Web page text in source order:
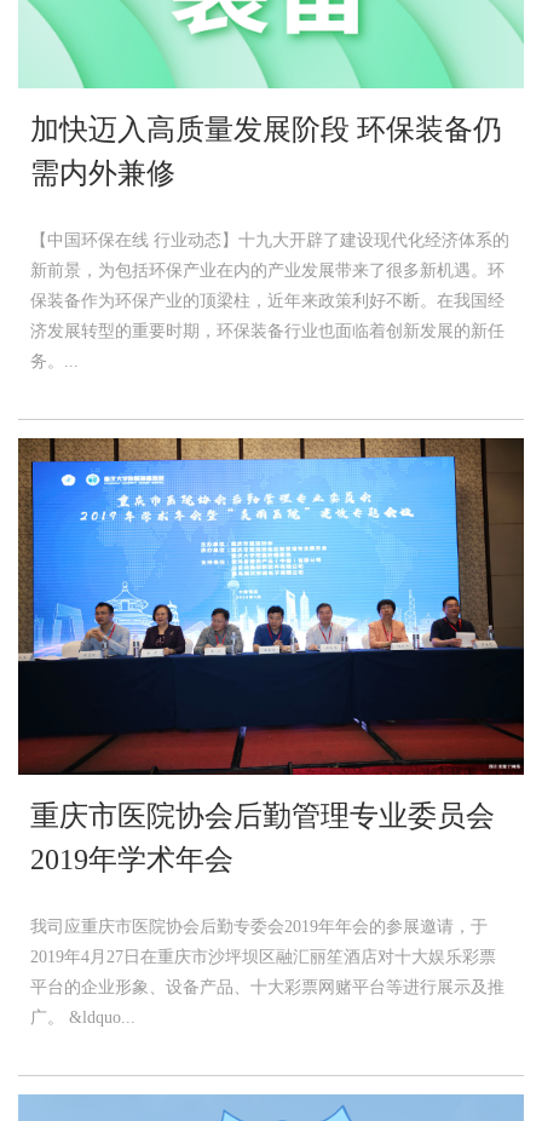
加快迈入高质量发展阶段 环保装备仍
需内外兼修
【中国环保在线 行业动态】十九大开辟了建设现代化经济体系的
新前景，为包括环保产业在内的产业发展带来了很多新机遇。环
保装备作为环保产业的顶梁柱，近年来政策利好不断。在我国经
济发展转型的重要时期，环保装备行业也面临着创新发展的新任
务。...
重庆市医院协会后勤管理专业委员会
2019年学术年会
我司应重庆市医院协会后勤专委会2019年年会的参展邀请，于
2019年4月27日在重庆市沙坪坝区融汇丽笙酒店对十大娱乐彩票
平台的企业形象、设备产品、十大彩票网赌平台等进行展示及推
广。 &ldquo...